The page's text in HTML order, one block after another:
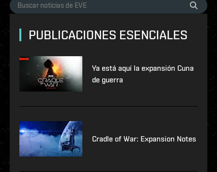
PUBLICACIONES ESENCIALES
Ya está aquí la expansión Cuna
de guerra
Cradle of War: Expansion Notes